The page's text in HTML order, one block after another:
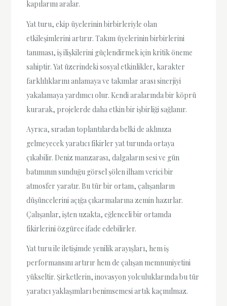
kapılarını aralar.
Yat turu, ekip üyelerinin birbirleriyle olan
etkileşimlerini artırır. Takım üyelerinin birbirlerini
tanıması, iş ilişkilerini güçlendirmek için kritik öneme
sahiptir. Yat üzerindeki sosyal etkinlikler, karakter
farklılıklarını anlamaya ve takımlar arası sinerjiyi
yakalamaya yardımcı olur. Kendi aralarında bir köprü
kurarak, projelerde daha etkin bir işbirliği sağlanır.
Ayrıca, sıradan toplantılarda belki de aklınıza
gelmeyecek yaratıcı fikirler yat turunda ortaya
çıkabilir. Deniz manzarası, dalgaların sesi ve gün
batımının sunduğu görsel şölen ilham verici bir
atmosfer yaratır. Bu tür bir ortam, çalışanların
düşüncelerini açığa çıkarmalarına zemin hazırlar.
Çalışanlar, işten uzakta, eğlenceli bir ortamda
fikirlerini özgürce ifade edebilirler.
Yat turu ile iletişimde yenilik arayışları, hem iş
performansını artırır hem de çalışan memnuniyetini
yükseltir. Şirketlerin, inovasyon yolculuklarında bu tür
yaratıcı yaklaşımları benimsemesi artık kaçınılmaz.